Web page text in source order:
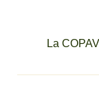
La